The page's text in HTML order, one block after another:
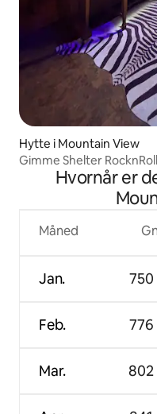
Hytte i Mountain View
Gimme Shelter
Hvornår er
Måned
Jan.
Feb.
Mar.
750
776
802